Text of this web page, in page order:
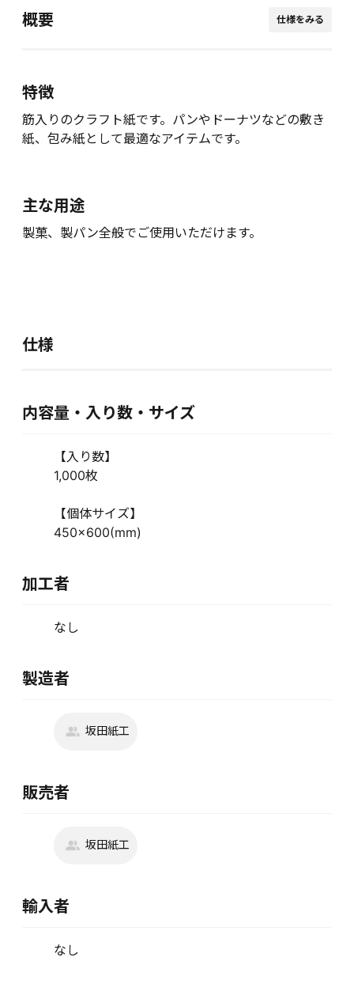
概要 仕様をみる
特徴
筋入りのクラフト紙です。パンやドーナツなどの敷き
紙、包み紙として最適なアイテムです。
主な用途
製菓、製パン全般でご使用いただけます。
仕様
内容量・入り数・サイズ
【入り数】
1,000枚
【個体サイズ】
450×600(mm)
加工者
なし
製造者
坂田紙工
販売者
坂田紙工
輸入者
なし